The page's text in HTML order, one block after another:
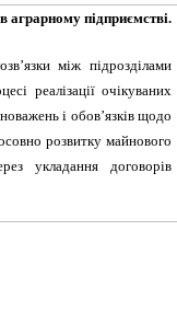
аграрному підприємстві.
між підрозділами
реалізації очікуваних
і обов’язків щодо
розвитку майнового
укладання договорів